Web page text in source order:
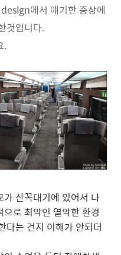
에서 얘기한 증상에
것입니다.
.
산꼭대기에 있어서 나
로 최악인 열악한 환경
다는 건지 이해가 안되더